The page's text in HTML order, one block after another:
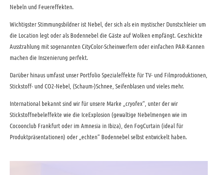
Nebeln und Feuereffekten.
Wichtigster Stimmungsbildner ist Nebel, der sich als ein mystischer Dunstschleier um
die Location legt oder als Bodennebel die Gäste auf Wolken empfängt. Geschickte
Ausstrahlung mit sogenannten CityColor-Scheinwerfern oder einfachen PAR-Kannen
machen die Inszenierung perfekt.
Darüber hinaus umfasst unser Portfolio Spezialeffekte für TV- und Filmproduktionen,
Stickstoff- und CO2-Nebel, (Schaum-)Schnee, Seifenblasen und vieles mehr.
International bekannt sind wir für unsere Marke „cryofex“, unter der wir
Stickstoffnebeleffekte wie die IceExplosion (gewaltige Nebelmengen wie im
Cocoonclub Frankfurt oder im Amnesia in Ibiza), den FogCurtain (ideal für
Produktpräsentationen) oder „echten“ Bodennebel selbst entwickelt haben.